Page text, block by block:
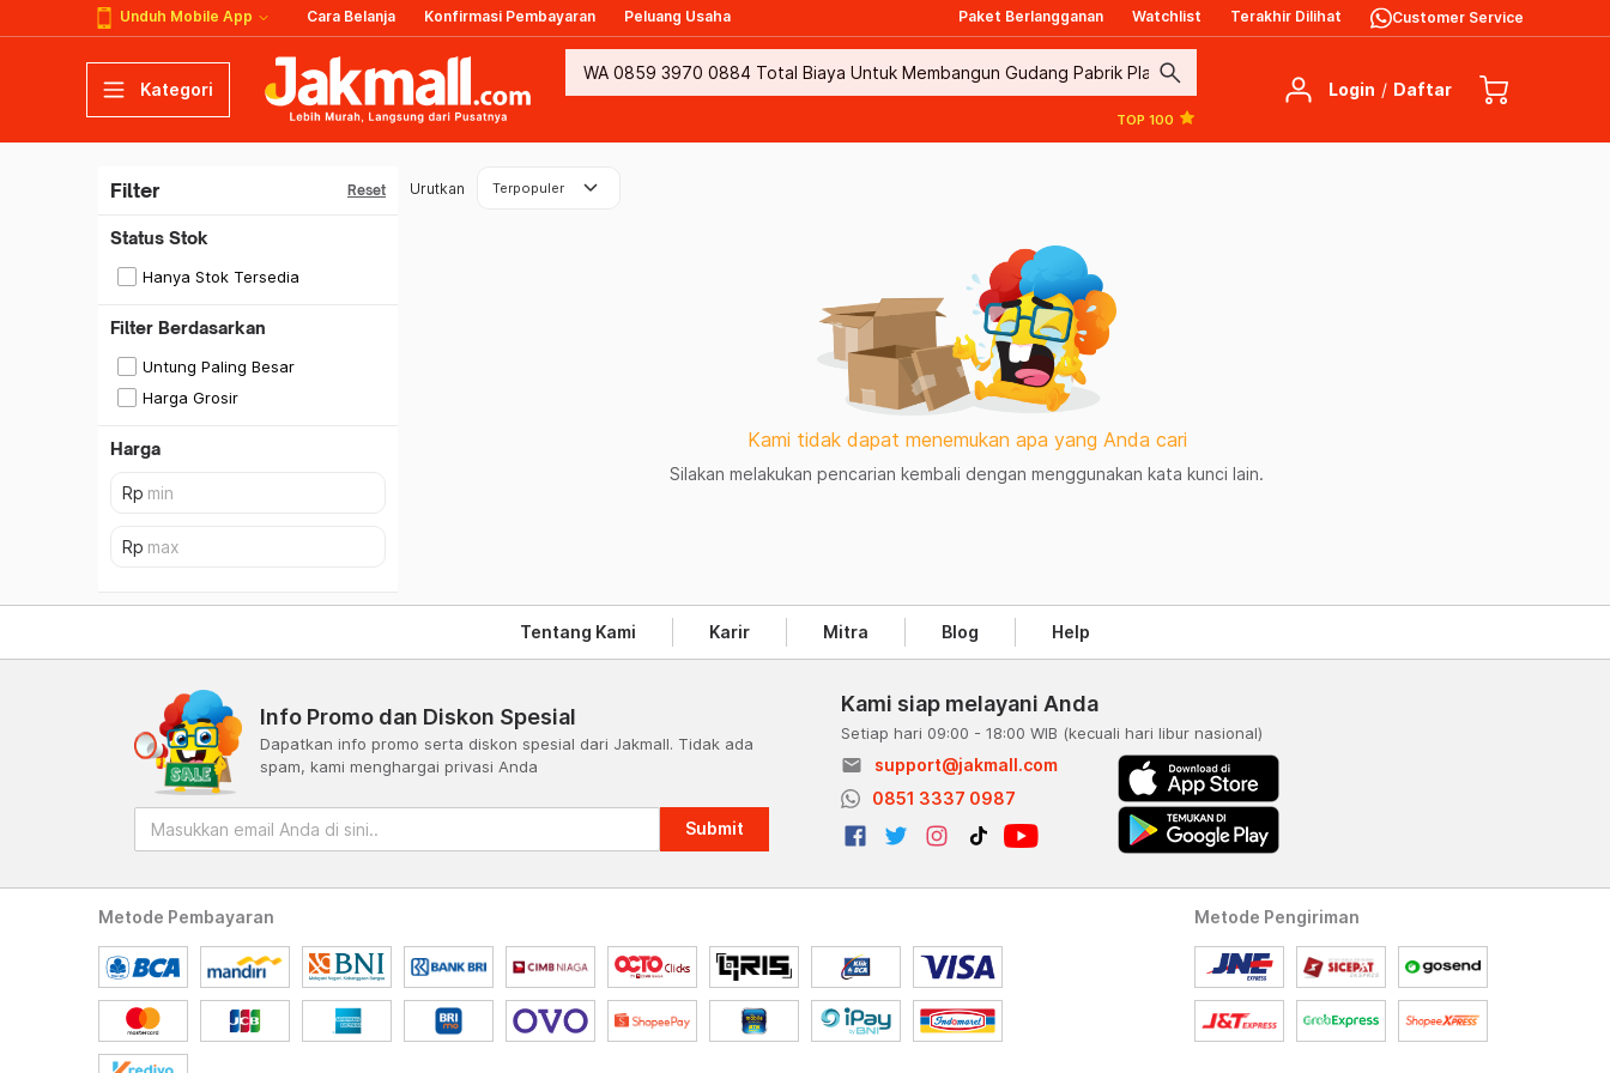
Unduh Mobile App Cara Belanja Konfirmasi Pembayaran Peluang Usaha Paket Berlangganan Watchlist Terakhir Dilihat Customer Service
Kategori search
TOP 100
Login / Daftar
Filter Reset
Status Stok
Hanya Stok Tersedia
Filter Berdasarkan
Untung Paling Besar
Harga Grosir
Harga
Urutkan Terpopuler keyboard_arrow_down
Kami tidak dapat menemukan apa yang Anda cari
Silakan melakukan pencarian kembali dengan menggunakan kata kunci lain.
Tentang Kami Karir Mitra Blog Help
Info Promo dan Diskon Spesial
Dapatkan info promo serta diskon spesial dari Jakmall. Tidak ada
spam, kami menghargai privasi Anda
Submit
Kami siap melayani Anda
Setiap hari 09:00 - 18:00 WIB (kecuali hari libur nasional)
email
support@jakmall.com
0851 3337 0987
Metode Pembayaran Metode Pengiriman